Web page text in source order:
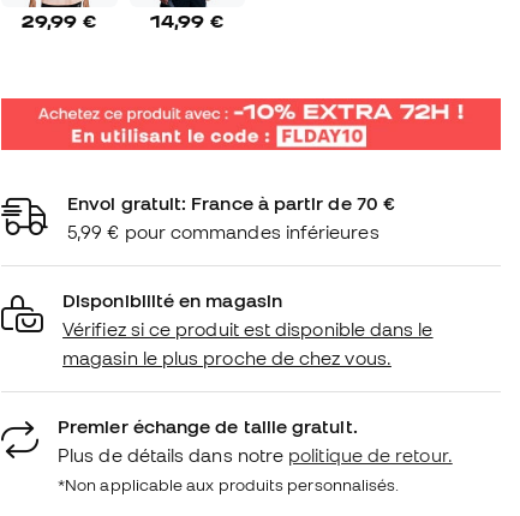
29,99 € 14,99 €
Envoi gratuit: France à partir de 70 €
5,99 € pour commandes inférieures
Disponibilité en magasin
Vérifiez si ce produit est disponible dans le
magasin le plus proche de chez vous.
Premier échange de taille gratuit.
Plus de détails dans notre politique de retour.
*Non applicable aux produits personnalisés.